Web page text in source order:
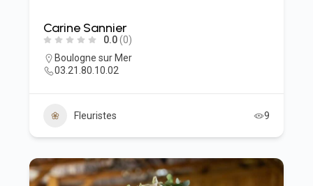
Carine Sannier
0.0(0)
Boulogne sur Mer
03.21.80.10.02
Fleuristes 9